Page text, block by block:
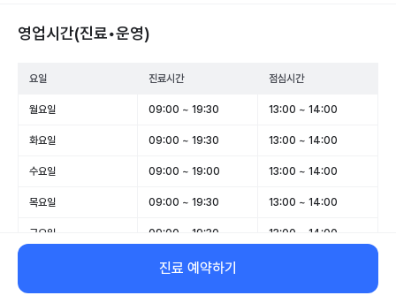
영업시간(진료•운영)
요일 진료시간 점심시간
월요일 09:00 ~ 19:30 13:00 ~ 14:00
화요일 09:00 ~ 19:30 13:00 ~ 14:00
수요일 09:00 ~ 19:00 13:00 ~ 14:00
목요일 09:00 ~ 19:30 13:00 ~ 14:00
금요일 09:00 ~ 19:30 13:00 ~ 14:00
09:00 ~ 16:00
일요일 휴무 -
진료 예약하기